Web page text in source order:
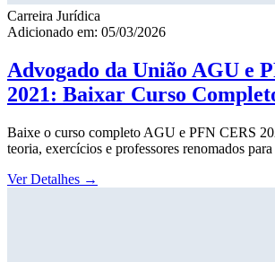
Carreira Jurídica
Adicionado em: 05/03/2026
Advogado da União AGU e
2021: Baixar Curso
Baixe o curso completo AGU e PFN CERS
teoria, exercícios e professores renomados
Ver Detalhes →